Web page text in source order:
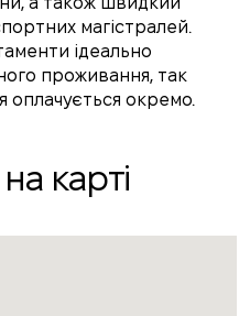
магістралей.
ідеально
проживання, так
оплачується окремо.
карті